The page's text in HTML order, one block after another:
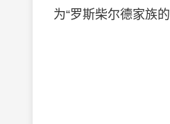
为“罗斯柴尔德家族的